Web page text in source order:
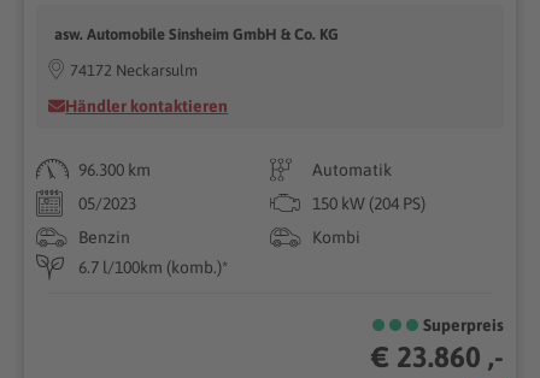
asw. Automobile Sinsheim GmbH & Co. KG
74172 Neckarsulm
Händler kontaktieren
96.300 km
Automatik
05/2023
150 kW (204 PS)
Benzin
Kombi
6.7 l/100km (komb.)*
Superpreis
€ 23.860 ,-